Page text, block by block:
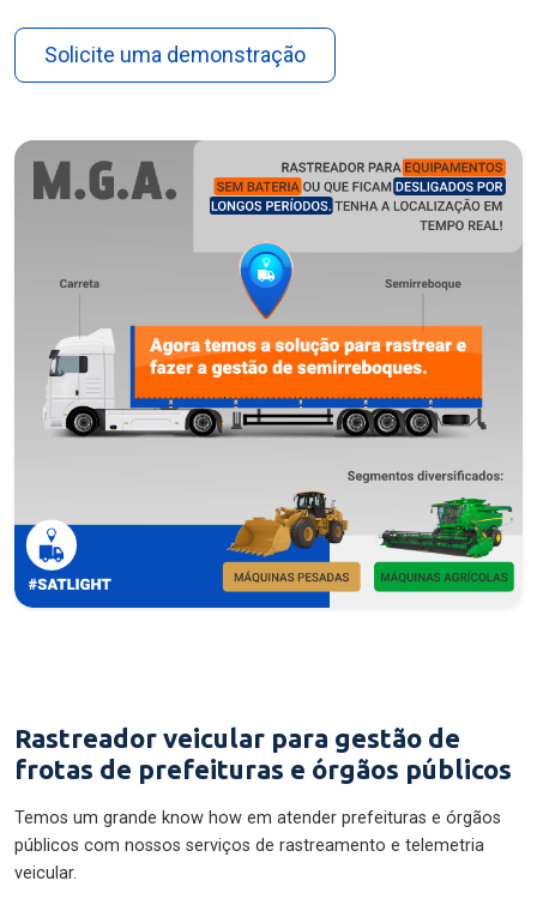
Solicite uma demonstração
Rastreador veicular para gestão de
frotas de prefeituras e órgãos públicos
Temos um grande know how em atender prefeituras e órgãos
públicos com nossos serviços de rastreamento e telemetria
veicular.